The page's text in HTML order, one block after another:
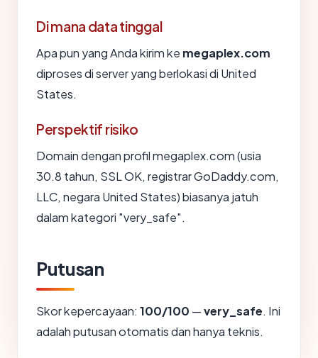
Di mana data tinggal
Apa pun yang Anda kirim ke megaplex.com
diproses di server yang berlokasi di United
States.
Perspektif risiko
Domain dengan profil megaplex.com (usia
30.8 tahun, SSL OK, registrar GoDaddy.com,
LLC, negara United States) biasanya jatuh
dalam kategori "very_safe".
Putusan
Skor kepercayaan: 100/100 —very_safe. Ini
adalah putusan otomatis dan hanya teknis.